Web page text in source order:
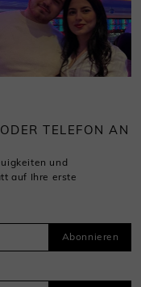
TELEFON AN
und
auf Ihre erste
Abonnieren